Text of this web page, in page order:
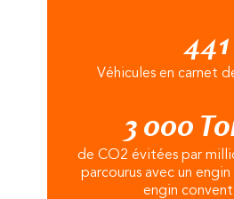
441
Véhicules en carnet
3 000
de CO2 évitées par
parcourus avec un engin
engin